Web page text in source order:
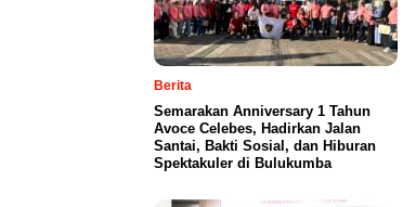
Berita
Semarakan Anniversary 1 Tahun
Avoce Celebes, Hadirkan Jalan
Santai, Bakti Sosial, dan Hiburan
Spektakuler di Bulukumba